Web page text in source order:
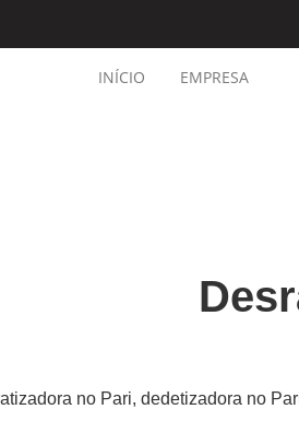
INÍCIO EMPRESA
no Pari, dedetizadora no